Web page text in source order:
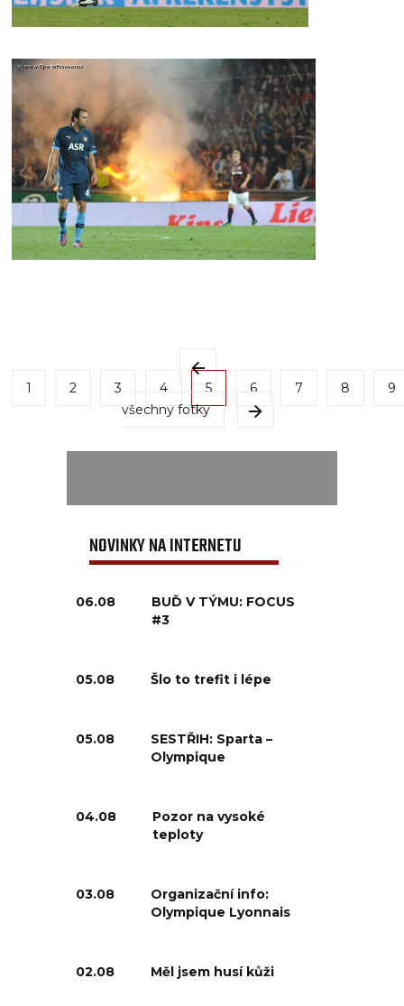
1 2 3 4 5 6 7 8
9
všechny fotky
NOVINKY NA INTERNETU
06.08
BUĎ V TÝMU: FOCUS
#3
05.08 Šlo to trefit i lépe
05.08
SESTŘIH: Sparta –
Olympique
04.08
Pozor na vysoké
teploty
03.08
Organizační info:
Olympique Lyonnais
02.08 Měl jsem husí kůži